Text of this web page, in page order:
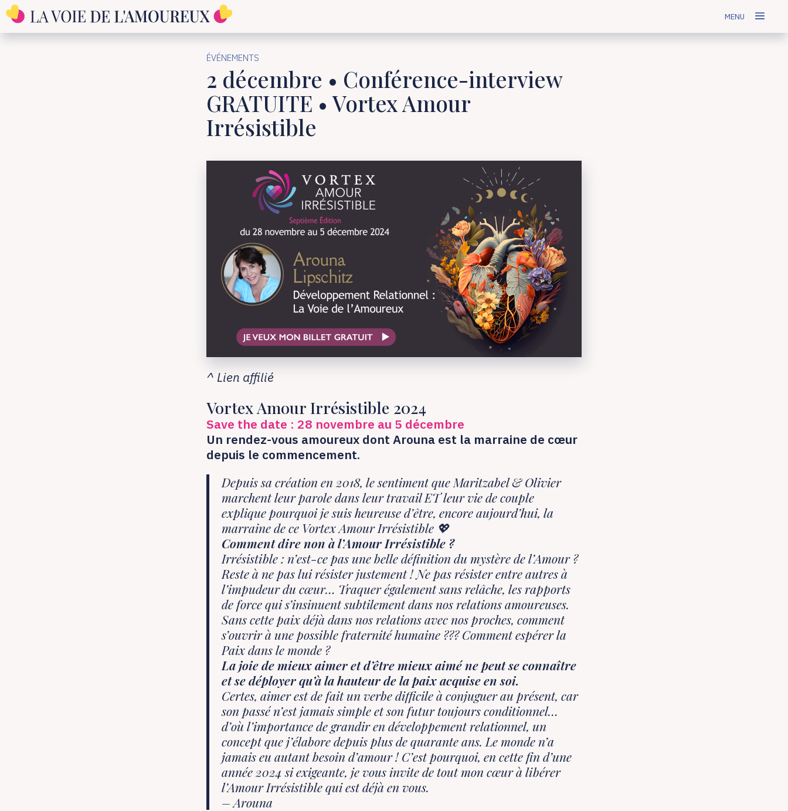
MENU
ÉVÉNEMENTS
2 décembre • Conférence-interview
GRATUITE • Vortex Amour
Irrésistible
^ Lien affilié
Vortex Amour Irrésistible 2024
Save the date : 28 novembre au 5 décembre
Un rendez-vous amoureux dont Arouna est la marraine de cœur
depuis le commencement.
Depuis sa création en 2018, le sentiment que Maritzabel & Olivier
marchent leur parole dans leur travail ET leur vie de couple
explique pourquoi je suis heureuse d’être, encore aujourd’hui, la
marraine de ce Vortex Amour Irrésistible 💖
Comment dire non à l’Amour Irrésistible ?
Irrésistible : n’est-ce pas une belle définition du mystère de l’Amour ?
Reste à ne pas lui résister justement ! Ne pas résister entre autres à
l’impudeur du cœur… Traquer également sans relâche, les rapports
de force qui s’insinuent subtilement dans nos relations amoureuses.
Sans cette paix déjà dans nos relations avec nos proches, comment
s’ouvrir à une possible fraternité humaine ??? Comment espérer la
Paix dans le monde ?
La joie de mieux aimer et d’être mieux aimé ne peut se connaître
et se déployer qu’à la hauteur de la paix acquise en soi.
Certes, aimer est de fait un verbe difficile à conjuguer au présent, car
son passé n’est jamais simple et son futur toujours conditionnel…
d’où l’importance de grandir en développement relationnel, un
concept que j’élabore depuis plus de quarante ans. Le monde n’a
jamais eu autant besoin d’amour ! C’est pourquoi, en cette fin d’une
année 2024 si exigeante, je vous invite de tout mon cœur à libérer
l’Amour Irrésistible qui est déjà en vous.
– Arouna